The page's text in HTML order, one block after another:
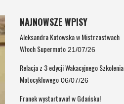
NAJNOWSZE WPISY
Aleksandra Kotowska w Mistrzostwach
Włoch Supermoto 21/07/26
Relacja z 3 edycji Wakacyjnego Szkolenia
Motocyklowego 06/07/26
Franek wystartował w Gdańsku!